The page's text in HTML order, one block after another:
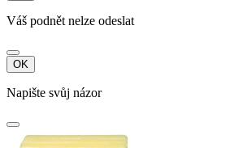
Váš podnět nelze odeslat
OK
Napište svůj názor